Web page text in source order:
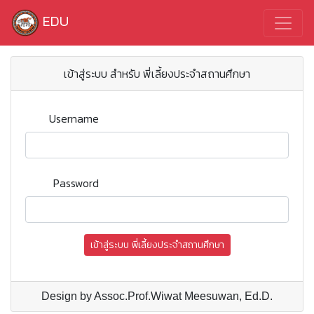
EDU
เข้าสู่ระบบ สำหรับ พี่เลี้ยงประจำสถานศึกษา
Username
Password
เข้าสู่ระบบ พี่เลี้ยงประจำสถานศึกษา
Design by Assoc.Prof.Wiwat Meesuwan, Ed.D.